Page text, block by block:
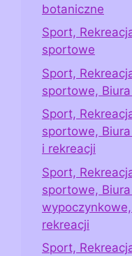
botaniczne
Sport,
sportowe
Sport,
sportowe,
Sport,
sportowe,
i rekreacji
Sport,
sportowe,
rekreacji
Sport,